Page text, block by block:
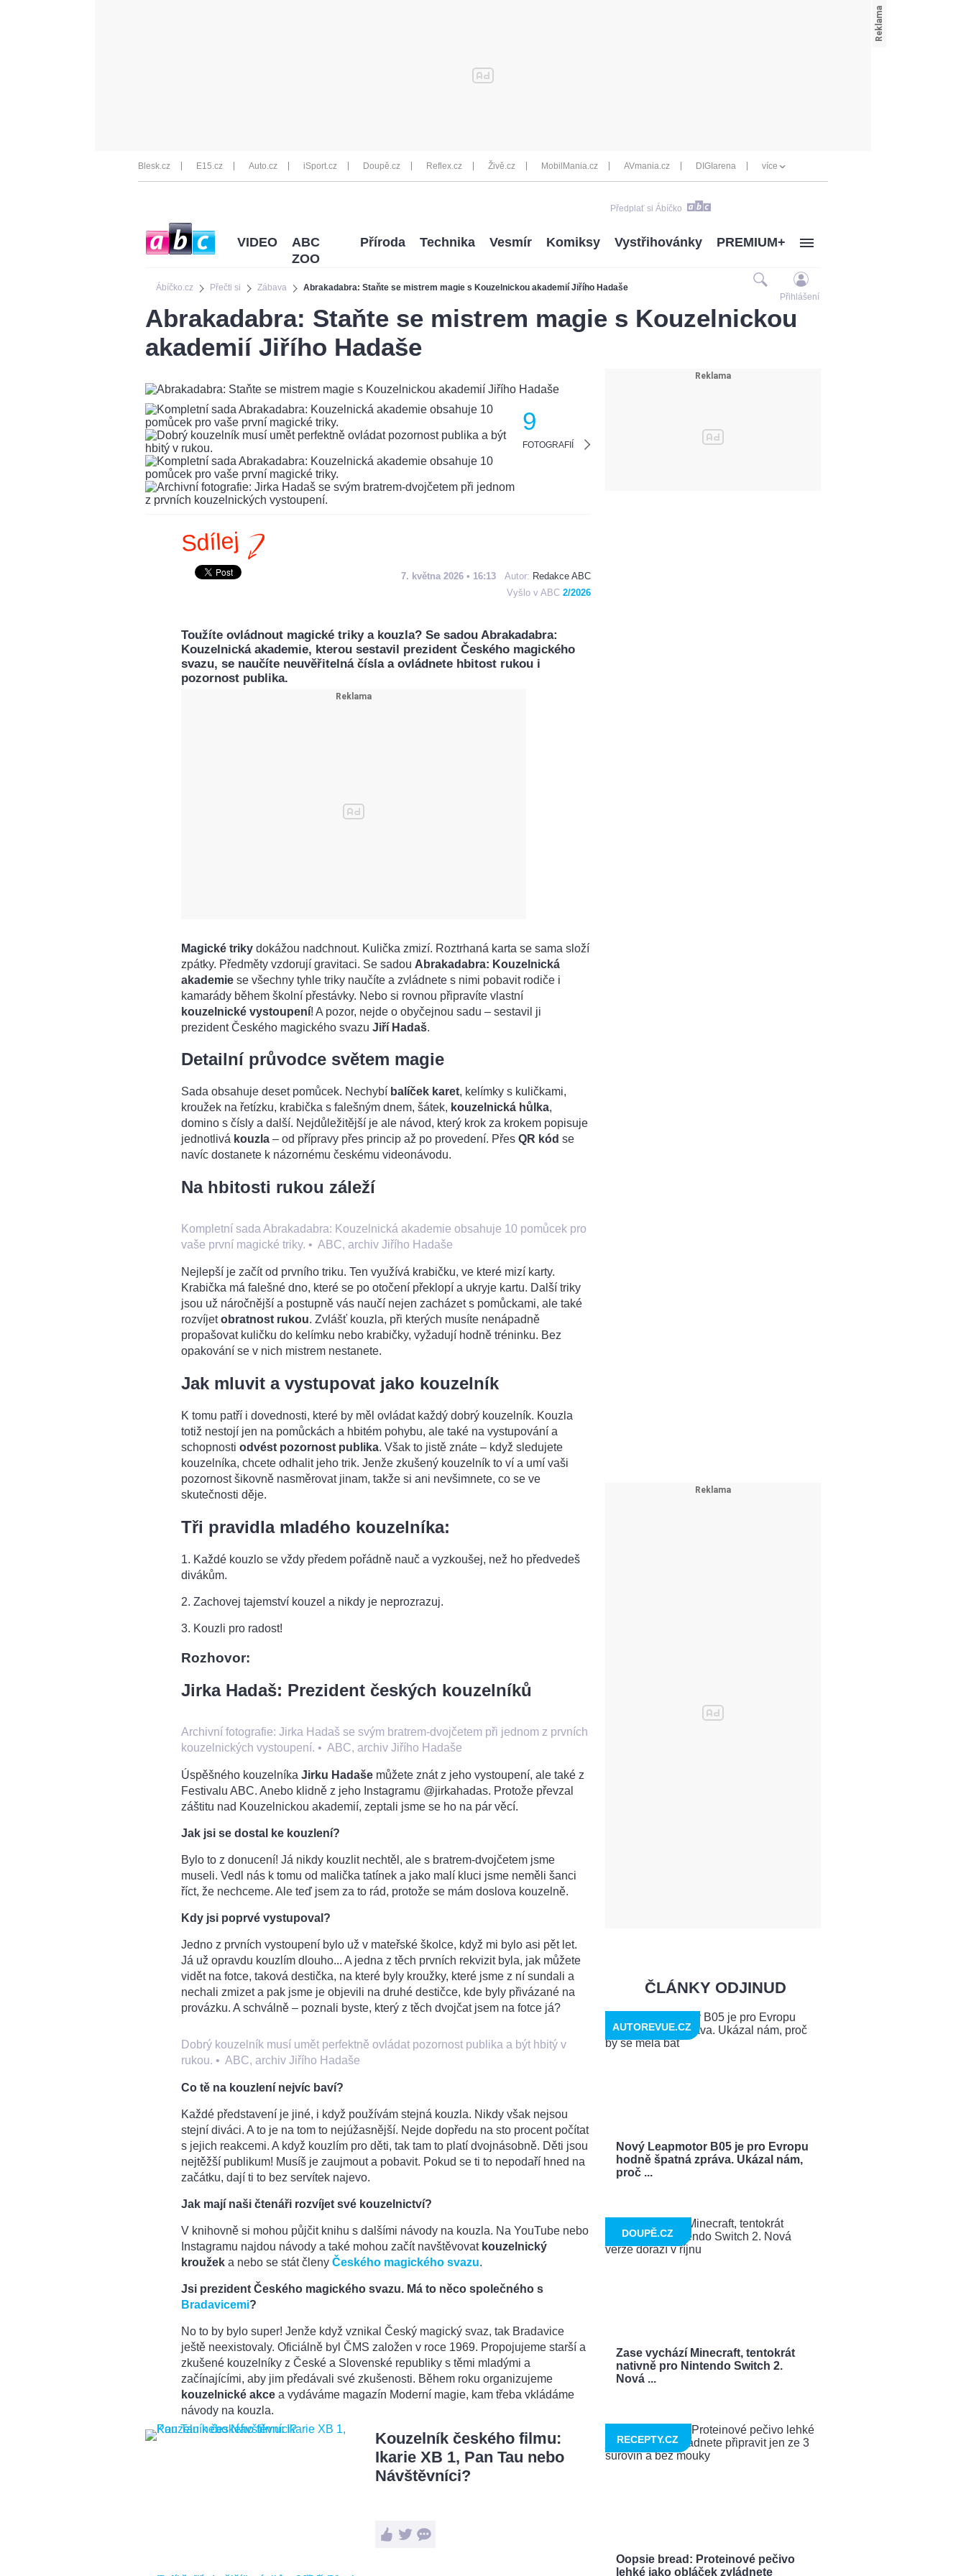
Blesk.cz E15.cz Auto.cz iSport.cz Doupě.cz Reflex.cz Živě.cz MobilMania.cz AVmania.cz DIGIarena více
Předplať si Ábíčko
Ábíčko.cz Přečti si Zábava Abrakadabra: Staňte se mistrem magie s Kouzelnickou akademií Jiřího Hadaše
VIDEO
ABC
ZOO
Příroda Technika Vesmír Komiksy Vystřihovánky PREMIUM+
Přihlášení
Abrakadabra: Staňte se mistrem magie s Kouzelnickou
akademií Jiřího Hadaše
9
FOTOGRAFIÍ
Sdílej
7. května 2026 • 16:13 Autor: Redakce ABC
Vyšlo v ABC 2/2026
Toužíte ovládnout magické triky a kouzla? Se sadou Abrakadabra:
Kouzelnická akademie, kterou sestavil prezident Českého magického
svazu, se naučíte neuvěřitelná čísla a ovládnete hbitost rukou i
pozornost publika.
Magické triky dokážou nadchnout. Kulička zmizí. Roztrhaná karta se sama složí
zpátky. Předměty vzdorují gravitaci. Se sadou Abrakadabra: Kouzelnická
akademie se všechny tyhle triky naučíte a zvládnete s nimi pobavit rodiče i
kamarády během školní přestávky. Nebo si rovnou připravíte vlastní
kouzelnické vystoupení! A pozor, nejde o obyčejnou sadu – sestavil ji
prezident Českého magického svazu Jiří Hadaš.
Detailní průvodce světem magie
Sada obsahuje deset pomůcek. Nechybí balíček karet, kelímky s kuličkami,
kroužek na řetízku, krabička s falešným dnem, šátek, kouzelnická hůlka,
domino s čísly a další. Nejdůležitější je ale návod, který krok za krokem popisuje
jednotlivá kouzla – od přípravy přes princip až po provedení. Přes QR kód se
navíc dostanete k názornému českému videonávodu.
Na hbitosti rukou záleží
Kompletní sada Abrakadabra: Kouzelnická akademie obsahuje 10 pomůcek pro
vaše první magické triky. • ABC, archiv Jiřího Hadaše
Nejlepší je začít od prvního triku. Ten využívá krabičku, ve které mizí karty.
Krabička má falešné dno, které se po otočení překlopí a ukryje kartu. Další triky
jsou už náročnější a postupně vás naučí nejen zacházet s pomůckami, ale také
rozvíjetobratnost rukou. Zvlášť kouzla, při kterých musíte nenápadně
propašovat kuličku do kelímku nebo krabičky, vyžadují hodně tréninku. Bez
opakování se v nich mistrem nestanete.
Jak mluvit a vystupovat jako kouzelník
K tomu patří i dovednosti, které by měl ovládat každý dobrý kouzelník. Kouzla
totiž nestojí jen na pomůckách a hbitém pohybu, ale také na vystupování a
schopnosti odvést pozornost publika. Však to jistě znáte – když sledujete
kouzelníka, chcete odhalit jeho trik. Jenže zkušený kouzelník to ví a umí vaši
pozornost šikovně nasměrovat jinam, takže si ani nevšimnete, co se ve
skutečnosti děje.
Tři pravidla mladého kouzelníka:
1. Každé kouzlo se vždy předem pořádně nauč a vyzkoušej, než ho předvedeš
divákům.
2. Zachovej tajemství kouzel a nikdy je neprozrazuj.
3. Kouzli pro radost!
Rozhovor:
Jirka Hadaš: Prezident českých kouzelníků
Archivní fotografie: Jirka Hadaš se svým bratrem-dvojčetem při jednom z prvních
kouzelnických vystoupení. • ABC, archiv Jiřího Hadaše
Úspěšného kouzelníka Jirku Hadaše můžete znát z jeho vystoupení, ale také z
Festivalu ABC. Anebo klidně z jeho Instagramu @jirkahadas. Protože převzal
záštitu nad Kouzelnickou akademií, zeptali jsme se ho na pár věcí.
Jak jsi se dostal ke kouzlení?
Bylo to z donucení! Já nikdy kouzlit nechtěl, ale s bratrem-dvojčetem jsme
museli. Vedl nás k tomu od malička tatínek a jako malí kluci jsme neměli šanci
říct, že nechceme. Ale teď jsem za to rád, protože se mám doslova kouzelně.
Kdy jsi poprvé vystupoval?
Jedno z prvních vystoupení bylo už v mateřské školce, když mi bylo asi pět let.
Já už opravdu kouzlím dlouho... A jedna z těch prvních rekvizit byla, jak můžete
vidět na fotce, taková destička, na které byly kroužky, které jsme z ní sundali a
nechali zmizet a pak jsme je objevili na druhé destičce, kde byly přivázané na
provázku. A schválně – poznali byste, který z těch dvojčat jsem na fotce já?
Dobrý kouzelník musí umět perfektně ovládat pozornost publika a být hbitý v
rukou. • ABC, archiv Jiřího Hadaše
Co tě na kouzlení nejvíc baví?
Každé představení je jiné, i když používám stejná kouzla. Nikdy však nejsou
stejní diváci. A to je na tom to nejúžasnější. Nejde dopředu na sto procent počítat
s jejich reakcemi. A když kouzlím pro děti, tak tam to platí dvojnásobně. Děti jsou
nejtěžší publikum! Musíš je zaujmout a pobavit. Pokud se ti to nepodaří hned na
začátku, dají ti to bez servítek najevo.
Jak mají naši čtenáři rozvíjet své kouzelnictví?
V knihovně si mohou půjčit knihu s dalšími návody na kouzla. Na YouTube nebo
Instagramu najdou návody a také mohou začít navštěvovat kouzelnický
kroužek a nebo se stát členy Českého magického svazu.
Jsi prezident Českého magického svazu. Má to něco společného s
Bradavicemi?
No to by bylo super! Jenže když vznikal Český magický svaz, tak Bradavice
ještě neexistovaly. Oficiálně byl ČMS založen v roce 1969. Propojujeme starší a
zkušené kouzelníky z České a Slovenské republiky s těmi mladými a
začínajícími, aby jim předávali své zkušenosti. Během roku organizujeme
kouzelnické akce a vydáváme magazín Moderní magie, kam třeba vkládáme
návody na kouzla.
Kouzelník českého filmu:
Ikarie XB 1, Pan Tau nebo
Návštěvníci?
ČLÁNKY ODJINUD
Nový Leapmotor B05 je pro Evropu
hodně špatná zpráva. Ukázal nám,
proč ...
AUTOREVUE.CZ
Zase vychází Minecraft, tentokrát
nativně pro Nintendo Switch 2.
Nová ...
DOUPĚ.CZ
Oopsie bread: Proteinové pečivo
lehké jako obláček zvládnete
RECEPTY.CZ